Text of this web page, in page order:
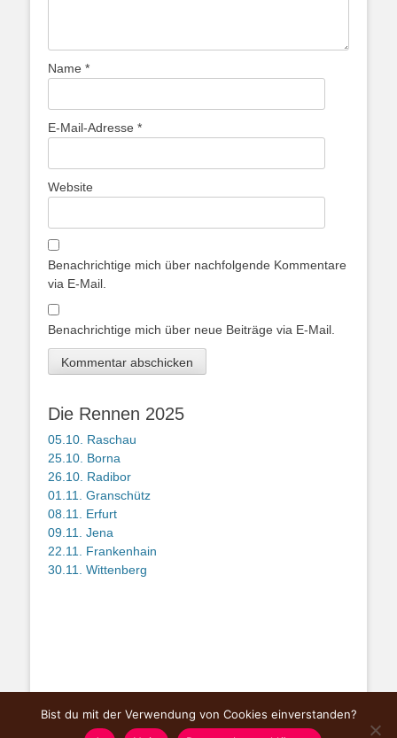
Name *
E-Mail-Adresse *
Website
Benachrichtige mich über nachfolgende Kommentare
via E-Mail.
Benachrichtige mich über neue Beiträge via E-Mail.
Die Rennen 2025
05.10. Raschau
25.10. Borna
26.10. Radibor
01.11. Granschütz
08.11. Erfurt
09.11. Jena
22.11. Frankenhain
30.11. Wittenberg
Copyright © Mitteldeutsche Querfeldeinserie
Bist du mit der Verwendung von Cookies einverstanden?